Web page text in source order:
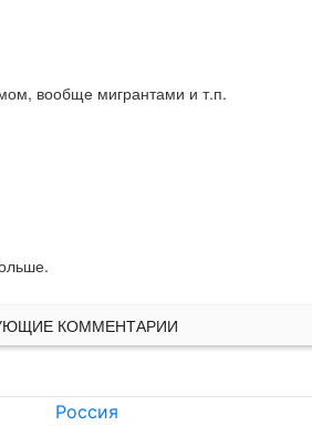
вообще мигрантами и т.п.
КОММЕНТАРИИ
Россия